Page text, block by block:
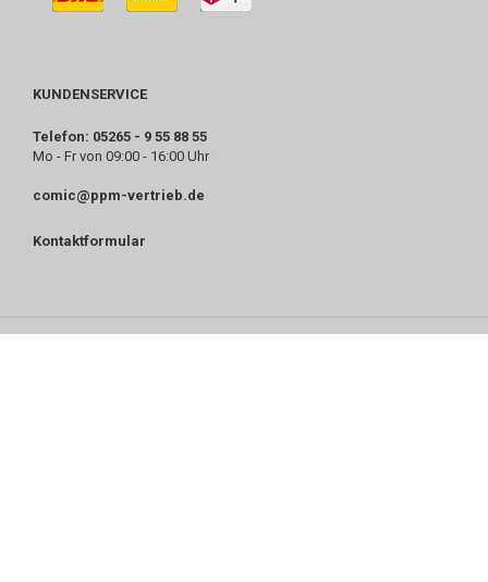
KUNDENSERVICE
Telefon: 05265 - 9 55 88 55
Mo - Fr von 09:00 - 16:00 Uhr
comic@ppm-vertrieb.de
Kontaktformular